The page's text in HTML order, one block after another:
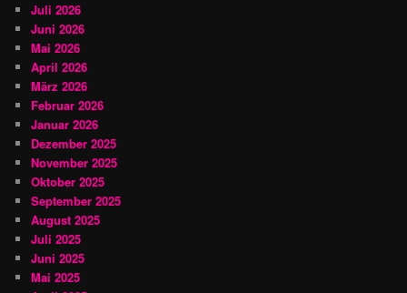
Juli 2026
Juni 2026
Mai 2026
April 2026
März 2026
Februar 2026
Januar 2026
Dezember 2025
November 2025
Oktober 2025
September 2025
August 2025
Juli 2025
Juni 2025
Mai 2025